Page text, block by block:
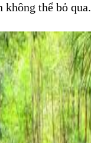
không thể bỏ qua.